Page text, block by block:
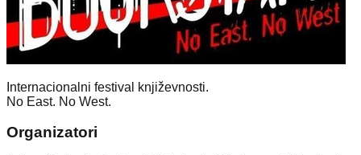
Internacionalni festival književnosti.
No East. No West.
Organizatori